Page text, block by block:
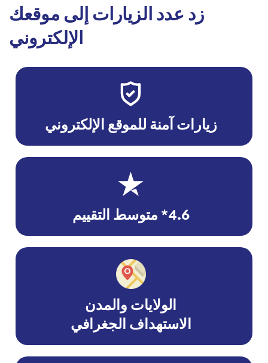
زد عدد الزيارات إلى موقعك
الإلكتروني
زيارات آمنة للموقع الإلكتروني
4.6* متوسط التقييم
الولايات والمدن
الاستهداف الجغرافي